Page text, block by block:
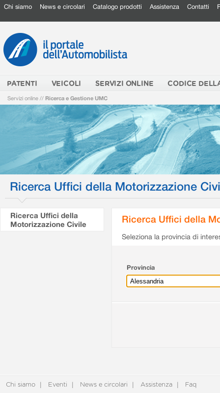
Chi siamo News e circolari Catalogo prodotti Assistenza Contatti
PATENTI VEICOLI SERVIZI ONLINE CODICE
Servizi online // Ricerca e Gestione UMC
Ricerca Uffici della Motorizzazione
Ricerca Uffici della
Motorizzazione Civile
Ricerca Uffici della
Seleziona la provincia di
Provincia
Chi siamo Eventi News e circolari Assistenza Faq